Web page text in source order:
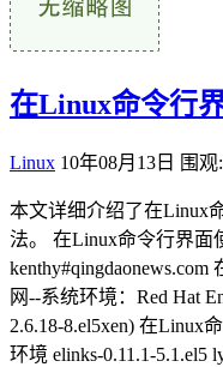
在Linux命令行
Linux 10年08月13日 围观
本文详细介绍了在Linux
法。 在Linux命令行界面
网--系统环境：Red Hat
2.6.18-8.el5xen) 在Linux
环境 elinks-0.11.1-5.1.el5